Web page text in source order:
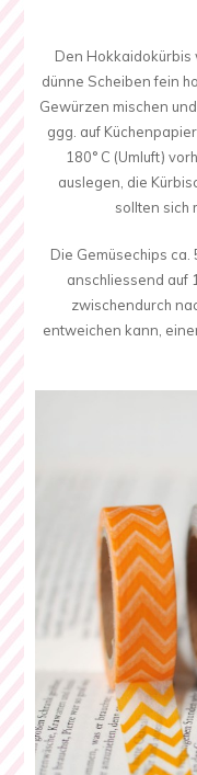
Den Hokkaidokürbis
dünne Scheiben fein
Gewürzen mischen
ggg. auf
180° C (Umluft)
auslegen, die
sollten sich
Die Gemüsechips ca.
anschliessend auf
zwischendurch
entweichen kann,